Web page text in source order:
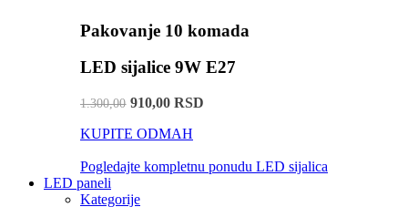
Pakovanje 10 komada
LED sijalice 9W E27
1.300,00910,00 RSD
KUPITE ODMAH
Pogledajte kompletnu ponudu LED sijalica
LED paneli
Kategorije